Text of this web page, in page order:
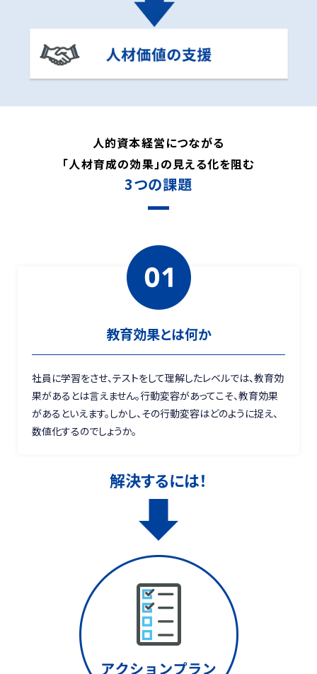
人的資本経営につながる
「人材育成の効果」の見える化を阻む
3つの課題
教育効果とは何か
社員に学習をさせ、テストをして理解したレベルでは、教育効
果があるとは言えません。行動変容があってこそ、教育効果
があるといえます。しかし、その行動変容はどのように捉え、
数値化するのでしょうか。
解決するには！